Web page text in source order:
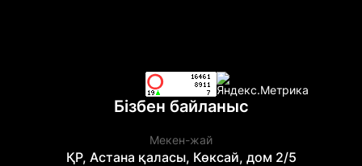
Бізбен байланыс
Мекен-жай
ҚР, Астана қаласы, Көксай, дом 2/5